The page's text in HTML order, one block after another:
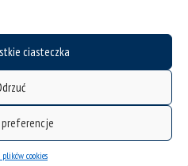
ciasteczka
preferencje
cookies